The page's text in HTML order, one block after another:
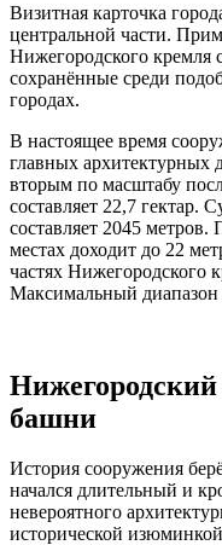
Визитная карточка
центральной части.
Нижегородского кремля
сохранённые среди
городах.
В настоящее время
главных архитектурных
вторым по масштабу
составляет 22,7 гектар.
составляет 2045
местах доходит до 22
частях Нижегородского
Максимальный диапазон
башни
История сооружения
начался длительный и
невероятного
исторической